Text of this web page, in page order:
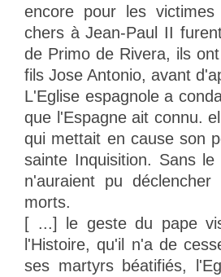
encore pour les
chers à Jean-Paul II
de Primo de Rivera, ils
fils Jose Antonio, avant
L'Eglise espagnole a
que l'Espagne ait connu.
qui mettait en cause son
sainte Inquisition. Sans
n'auraient pu
morts.
[ ...] le geste du pape
l'Histoire, qu'il n'a de
ses martyrs béatifiés,